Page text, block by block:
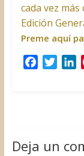
cada vez
Edición
Preme aquí
o
r
I
Deja un